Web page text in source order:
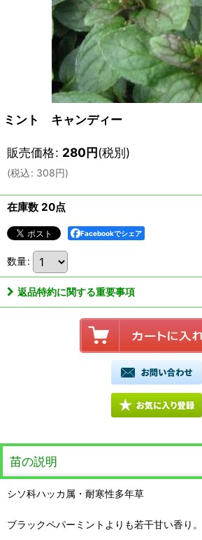
ミント キャンディー
販売価格: 280円(税別)
(税込: 308円)
在庫数 20点
Facebookでシェア
数量:
返品特約に関する重要事項
苗の説明
シソ科ハッカ属・耐寒性多年草
ブラックペパーミントよりも若干甘い香り。